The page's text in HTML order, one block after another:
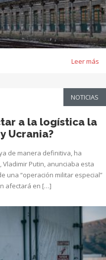
Leer más
NOTICIAS
a la logística la
Ucrania?
de manera definitiva, ha
Putin, anunciaba esta
una “operación militar especial”
afectará en […]